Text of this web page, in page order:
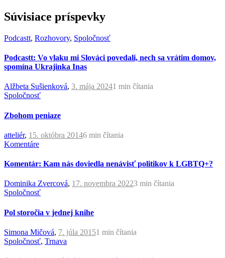
Súvisiace príspevky
Podcastt, Rozhovory, Spoločnosť
Podcastt: Vo vlaku mi Slováci povedali, nech sa vrátim domov,
spomína Ukrajinka Inas
Alžbeta Sušienková, 3. mája 20241 min čítania
Spoločnosť
Zbohom peniaze
atteliér, 15. októbra 20146 min čítania
Komentáre
Komentár: Kam nás doviedla nenávisť politikov k LGBTQ+?
Dominika Zvercová, 17. novembra 20223 min čítania
Spoločnosť
Pol storočia v jednej knihe
Simona Mičová, 7. júla 20151 min čítania
Spoločnosť, Trnava